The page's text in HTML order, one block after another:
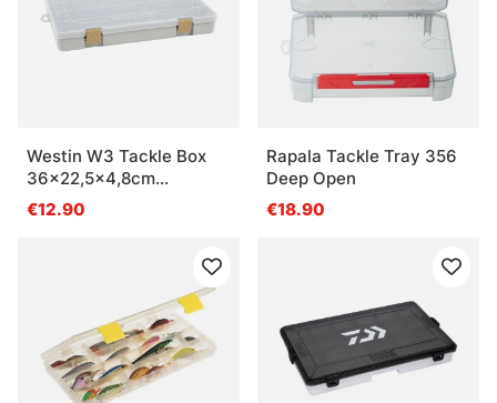
Westin W3 Tackle Box
36x22,5x4,8cm
Grey/Clear
€12.90
Rapala Tackle Tray 356
Deep Open
€18.90